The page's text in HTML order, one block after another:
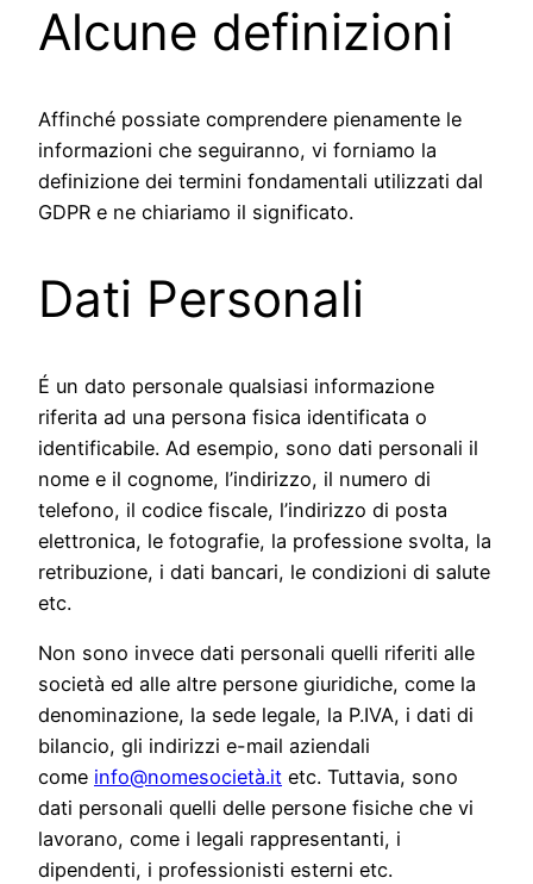
Alcune definizioni
Affinché possiate comprendere pienamente le
informazioni che seguiranno, vi forniamo la
definizione dei termini fondamentali utilizzati dal
GDPR e ne chiariamo il significato.
Dati Personali
É un dato personale qualsiasi informazione
riferita ad una persona fisica identificata o
identificabile. Ad esempio, sono dati personali il
nome e il cognome, l’indirizzo, il numero di
telefono, il codice fiscale, l’indirizzo di posta
elettronica, le fotografie, la professione svolta, la
retribuzione, i dati bancari, le condizioni di salute
etc.
Non sono invece dati personali quelli riferiti alle
società ed alle altre persone giuridiche, come la
denominazione, la sede legale, la P.IVA, i dati di
bilancio, gli indirizzi e-mail aziendali
come info@nomesocietà.it etc. Tuttavia, sono
dati personali quelli delle persone fisiche che vi
lavorano, come i legali rappresentanti, i
dipendenti, i professionisti esterni etc.